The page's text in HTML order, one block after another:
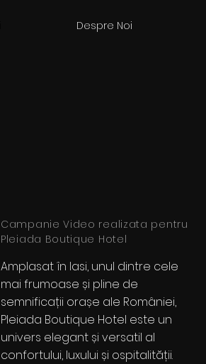
Despre Noi
Campanie Video realizata pentru
Pleiada Boutique Hotel
Amplasat în Iasi, unul dintre cele
mai frumoase și pline de
semnificații orașe ale României,
Pleiada Boutique Hotel este un
univers elegant și versatil al
confortului, luxului și ospitalității.